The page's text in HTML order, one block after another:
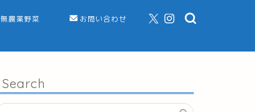
無農薬野菜 お問い合わせ
Search